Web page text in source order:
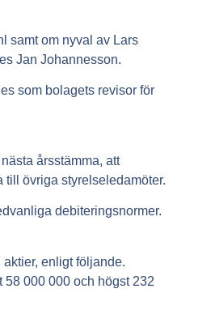
samt om nyval av Lars
Jan Johannesson.
som bolagets revisor för
årsstämma, att
till övriga styrelseledamöter.
debiteringsnormer.
enligt följande.
58 000 000 och högst 232